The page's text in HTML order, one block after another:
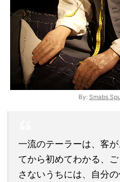
By: Smabs
一流のテーラーは、客
てから初めてわかる、
さないうちには、自分